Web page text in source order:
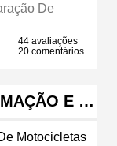
De
44 avaliações
20 comentários
E …
Motocicletas